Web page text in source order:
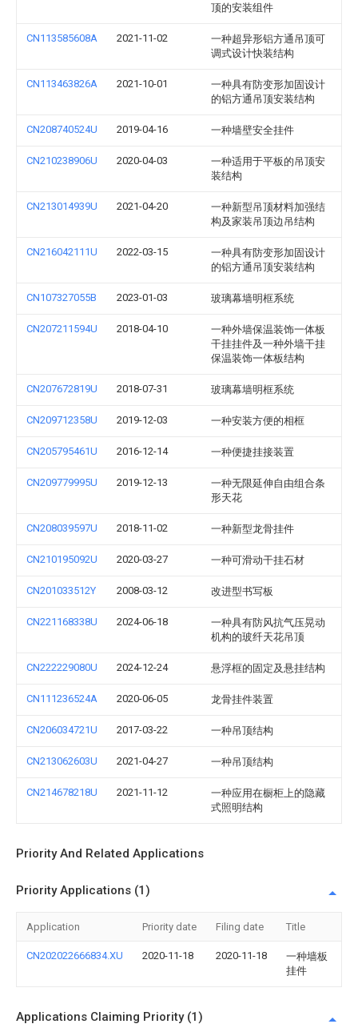
顶的安装组件
CN113585608A 2021-11-02
一种超异形铝方通吊顶可
调式设计快装结构
CN113463826A 2021-10-01
一种具有防变形加固设计
的铝方通吊顶安装结构
CN208740524U 2019-04-16 一种墙壁安全挂件
CN210238906U 2020-04-03
一种适用于平板的吊顶安
装结构
CN213014939U 2021-04-20
一种新型吊顶材料加强结
构及家装吊顶边吊结构
CN216042111U 2022-03-15
一种具有防变形加固设计
的铝方通吊顶安装结构
CN107327055B 2023-01-03 玻璃幕墙明框系统
CN207211594U 2018-04-10
一种外墙保温装饰一体板
干挂挂件及一种外墙干挂
保温装饰一体板结构
CN207672819U 2018-07-31 玻璃幕墙明框系统
CN209712358U 2019-12-03 一种安装方便的相框
CN205795461U 2016-12-14 一种便捷挂接装置
CN209779995U 2019-12-13
一种无限延伸自由组合条
形天花
CN208039597U 2018-11-02 一种新型龙骨挂件
CN210195092U 2020-03-27 一种可滑动干挂石材
CN201033512Y 2008-03-12 改进型书写板
CN221168338U 2024-06-18
一种具有防风抗气压晃动
机构的玻纤天花吊顶
CN222229080U 2024-12-24 悬浮框的固定及悬挂结构
CN111236524A 2020-06-05 龙骨挂件装置
CN206034721U 2017-03-22 一种吊顶结构
CN213062603U 2021-04-27 一种吊顶结构
CN214678218U 2021-11-12
一种应用在橱柜上的隐藏
式照明结构
Priority And Related Applications
Priority Applications (1)
Application Priority date Filing date Title
CN202022666834.XU 2020-11-18 2020-11-18
一种墙板
挂件
Applications Claiming Priority (1)